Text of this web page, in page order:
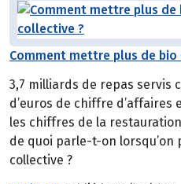
Comment mettre plus de
3,7 milliards de repas servis
d’euros de chiffre d’affaires
les chiffres de la
de quoi parle-t-on lorsqu’on
collective ?